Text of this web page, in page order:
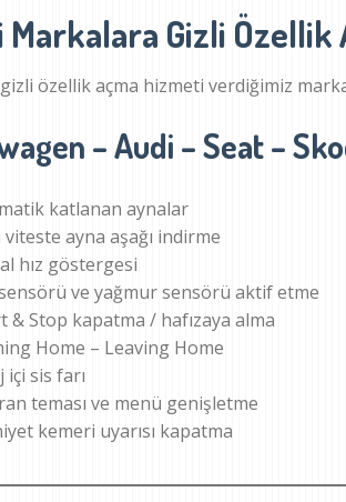
Markalara Gizli Özellik
gizli özellik açma hizmeti verdiğimiz
– Audi – Seat –
katlanan aynalar
viteste ayna aşağı indirme
hız göstergesi
ve yağmur sensörü aktif etme
& Stop kapatma / hafızaya alma
Home – Leaving Home
içi sis farı
teması ve menü genişletme
kemeri uyarısı kapatma